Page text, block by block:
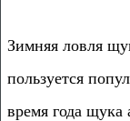
Зимняя ловля
пользуется
время года щука